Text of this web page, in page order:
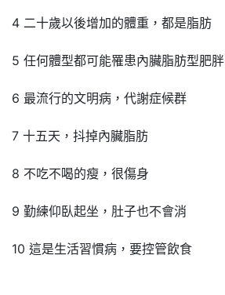
4 二十歲以後增加的體重，都是脂肪
5 任何體型都可能罹患內臟脂肪型肥胖
6 最流行的文明病，代謝症候群
7 十五天，抖掉內臟脂肪
8 不吃不喝的瘦，很傷身
9 勤練仰臥起坐，肚子也不會消
10 這是生活習慣病，要控管飲食